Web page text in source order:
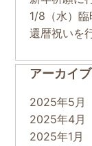
1/8（水）
還暦祝いを
アーカイブ
2025年5月
2025年4月
2025年1月